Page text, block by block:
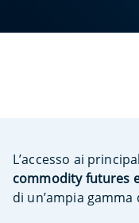
L’accesso ai
commodity futures
di un’ampia